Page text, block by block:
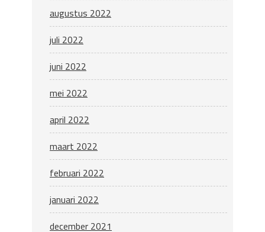
augustus 2022
juli 2022
juni 2022
mei 2022
april 2022
maart 2022
februari 2022
januari 2022
december 2021